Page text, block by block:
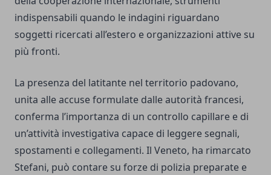
indispensabili quando le indagini riguardano
soggetti ricercati all’estero e organizzazioni attive su
più fronti.
La presenza del latitante nel territorio padovano,
unita alle accuse formulate dalle autorità francesi,
conferma l’importanza di un controllo capillare e di
un’attività investigativa capace di leggere segnali,
spostamenti e collegamenti. Il Veneto, ha rimarcato
Stefani, può contare su forze di polizia preparate e